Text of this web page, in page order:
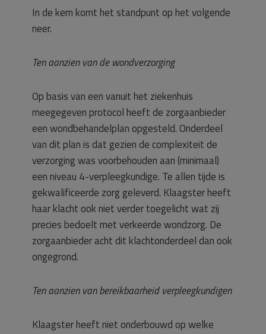
In de kern komt het standpunt op het volgende
neer.
Ten aanzien van de wondverzorging
Op basis van een vanuit het ziekenhuis
meegegeven protocol heeft de zorgaanbieder
een wondbehandelplan opgesteld. Onderdeel
van dit plan is dat gezien de complexiteit de
verzorging was voorbehouden aan (minimaal)
een niveau 4-verpleegkundige. Te allen tijde is
gekwalificeerde zorg geleverd. Klaagster heeft
haar klacht ook niet verder toegelicht wat zij
precies bedoelt met verkeerde wondzorg. De
zorgaanbieder acht dit klachtonderdeel dan ook
ongegrond.
Ten aanzien van bereikbaarheid verpleegkundigen
Klaagster heeft niet onderbouwd op welke